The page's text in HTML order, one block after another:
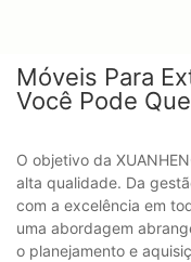
Móveis Para
Você Pode
O objetivo da
alta qualidade. Da
com a excelência em
uma abordagem
o planejamento e